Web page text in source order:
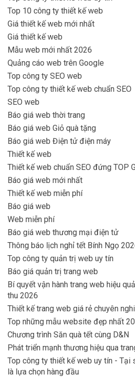
Top 10 công ty thiết kế web
Giá thiết kế web mới nhất
Giá thiết kế web
Mẫu web mới nhất 2026
Quảng cáo web trên Google
Top công ty SEO web
Top công ty thiết kế web chuẩn SEO
SEO web
Báo giá web thời trang
Báo giá web Giỏ quà tặng
Báo giá web Điện tử điện máy
Thiết kế web
Thiết kế web chuẩn SEO đứng TOP
Báo giá web mới nhất
Thiết kế web miễn phí
Báo giá web
Web miễn phí
Báo giá web thương mại điện tử
Thông báo lịch nghỉ tết Bính Ngọ
Top công ty quản trị web uy tín
Báo giá quản trị trang web
Bí quyết vận hành trang web hiệu
thu 2026
Thiết kế trang web giá rẻ chuyên
Top những mẫu website đẹp nhất
Chương trình Săn quà tết cùng D&N
Phát triển mạnh thương hiệu qua
Top công ty thiết kế web uy tín - Tại
là lựa chọn hàng đầu